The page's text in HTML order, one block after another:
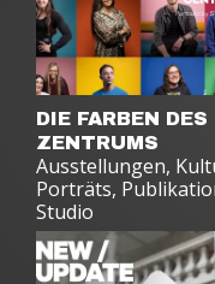
DIE FARBEN DES
ZENTRUMS
Ausstellungen,
Porträts,
Studio